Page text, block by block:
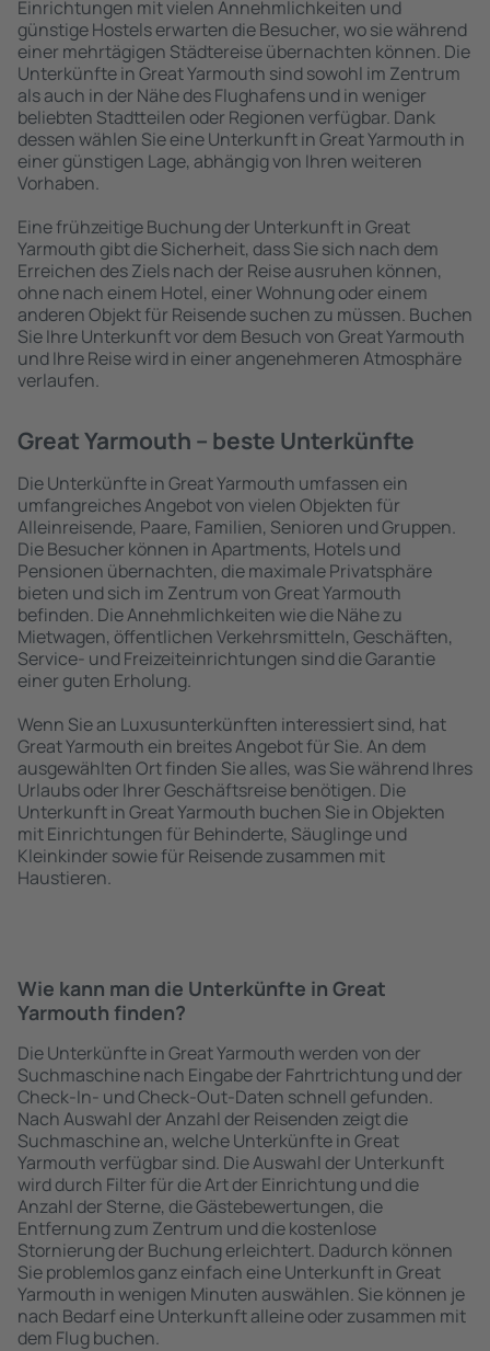
Einrichtungen mit vielen Annehmlichkeiten und
günstige Hostels erwarten die Besucher, wo sie während
einer mehrtägigen Städtereise übernachten können. Die
Unterkünfte in Great Yarmouth sind sowohl im Zentrum
als auch in der Nähe des Flughafens und in weniger
beliebten Stadtteilen oder Regionen verfügbar. Dank
dessen wählen Sie eine Unterkunft in Great Yarmouth in
einer günstigen Lage, abhängig von Ihren weiteren
Vorhaben.
Eine frühzeitige Buchung der Unterkunft in Great
Yarmouth gibt die Sicherheit, dass Sie sich nach dem
Erreichen des Ziels nach der Reise ausruhen können,
ohne nach einem Hotel, einer Wohnung oder einem
anderen Objekt für Reisende suchen zu müssen. Buchen
Sie Ihre Unterkunft vor dem Besuch von Great Yarmouth
und Ihre Reise wird in einer angenehmeren Atmosphäre
verlaufen.
Great Yarmouth – beste Unterkünfte
Die Unterkünfte in Great Yarmouth umfassen ein
umfangreiches Angebot von vielen Objekten für
Alleinreisende, Paare, Familien, Senioren und Gruppen.
Die Besucher können in Apartments, Hotels und
Pensionen übernachten, die maximale Privatsphäre
bieten und sich im Zentrum von Great Yarmouth
befinden. Die Annehmlichkeiten wie die Nähe zu
Mietwagen, öffentlichen Verkehrsmitteln, Geschäften,
Service- und Freizeiteinrichtungen sind die Garantie
einer guten Erholung.
Wenn Sie an Luxusunterkünften interessiert sind, hat
Great Yarmouth ein breites Angebot für Sie. An dem
ausgewählten Ort finden Sie alles, was Sie während Ihres
Urlaubs oder Ihrer Geschäftsreise benötigen. Die
Unterkunft in Great Yarmouth buchen Sie in Objekten
mit Einrichtungen für Behinderte, Säuglinge und
Kleinkinder sowie für Reisende zusammen mit
Haustieren.
Wie kann man die Unterkünfte in Great
Yarmouth finden?
Die Unterkünfte in Great Yarmouth werden von der
Suchmaschine nach Eingabe der Fahrtrichtung und der
Check-In- und Check-Out-Daten schnell gefunden.
Nach Auswahl der Anzahl der Reisenden zeigt die
Suchmaschine an, welche Unterkünfte in Great
Yarmouth verfügbar sind. Die Auswahl der Unterkunft
wird durch Filter für die Art der Einrichtung und die
Anzahl der Sterne, die Gästebewertungen, die
Entfernung zum Zentrum und die kostenlose
Stornierung der Buchung erleichtert. Dadurch können
Sie problemlos ganz einfach eine Unterkunft in Great
Yarmouth in wenigen Minuten auswählen. Sie können je
nach Bedarf eine Unterkunft alleine oder zusammen mit
dem Flug buchen.